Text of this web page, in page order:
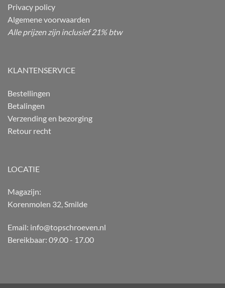
Privacy policy
Algemene voorwaarden
Alle prijzen zijn inclusief 21% btw
KLANTENSERVICE
Bestellingen
Betalingen
Verzending en bezorging
Retour recht
LOCATIE
Magazijn:
Korenmolen 32, Smilde
Email: info@topschroeven.nl
Bereikbaar: 09.00 - 17.00